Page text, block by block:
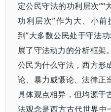
定公民守法的功利层次”“
功利层次”作为大、小
到“大多数公民处于守法
展了守法动力的分析框架
公民为什么守法，西方形
论、暴力威慑论、法律正
具体观点相异，但均源于
法观念是西方古代世界中